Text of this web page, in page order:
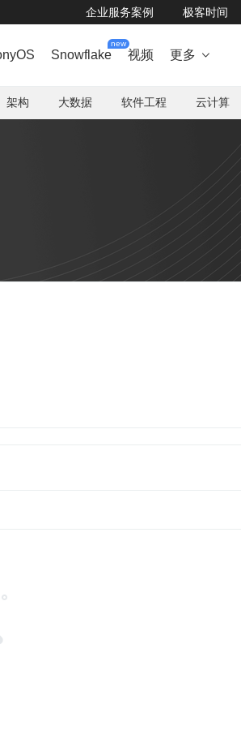
企业服务案例 极客时间
Snowflake
new
视频 更多 
架构 大数据 软件工程 云计算